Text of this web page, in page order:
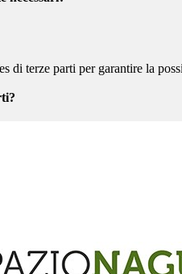
di terze parti per garantire la